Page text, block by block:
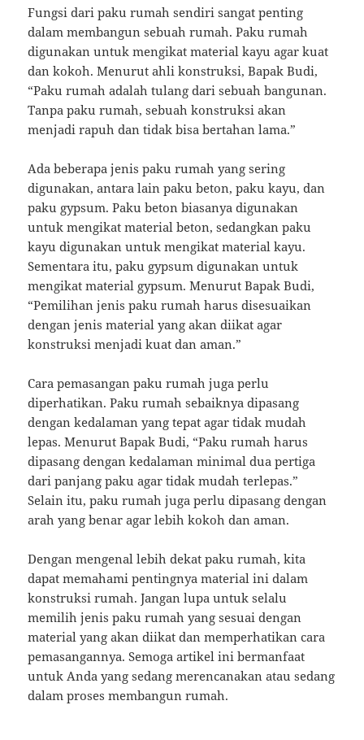
Fungsi dari paku rumah sendiri sangat penting
dalam membangun sebuah rumah. Paku rumah
digunakan untuk mengikat material kayu agar kuat
dan kokoh. Menurut ahli konstruksi, Bapak Budi,
“Paku rumah adalah tulang dari sebuah bangunan.
Tanpa paku rumah, sebuah konstruksi akan
menjadi rapuh dan tidak bisa bertahan lama.”
Ada beberapa jenis paku rumah yang sering
digunakan, antara lain paku beton, paku kayu, dan
paku gypsum. Paku beton biasanya digunakan
untuk mengikat material beton, sedangkan paku
kayu digunakan untuk mengikat material kayu.
Sementara itu, paku gypsum digunakan untuk
mengikat material gypsum. Menurut Bapak Budi,
“Pemilihan jenis paku rumah harus disesuaikan
dengan jenis material yang akan diikat agar
konstruksi menjadi kuat dan aman.”
Cara pemasangan paku rumah juga perlu
diperhatikan. Paku rumah sebaiknya dipasang
dengan kedalaman yang tepat agar tidak mudah
lepas. Menurut Bapak Budi, “Paku rumah harus
dipasang dengan kedalaman minimal dua pertiga
dari panjang paku agar tidak mudah terlepas.”
Selain itu, paku rumah juga perlu dipasang dengan
arah yang benar agar lebih kokoh dan aman.
Dengan mengenal lebih dekat paku rumah, kita
dapat memahami pentingnya material ini dalam
konstruksi rumah. Jangan lupa untuk selalu
memilih jenis paku rumah yang sesuai dengan
material yang akan diikat dan memperhatikan cara
pemasangannya. Semoga artikel ini bermanfaat
untuk Anda yang sedang merencanakan atau sedang
dalam proses membangun rumah.